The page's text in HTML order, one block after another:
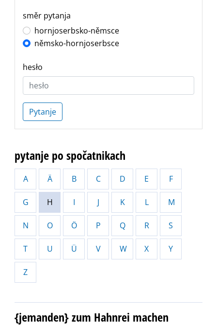
směr pytanja
hornjoserbsko-němsce
němsko-hornjoserbsce
hesło
Pytanje
pytanje po spočatnikach
A Ä B C D E F
G H I J K L M
N O Ö P Q R S
T U Ü V W X Y
Z
{jemanden} zum Hahnrei machen